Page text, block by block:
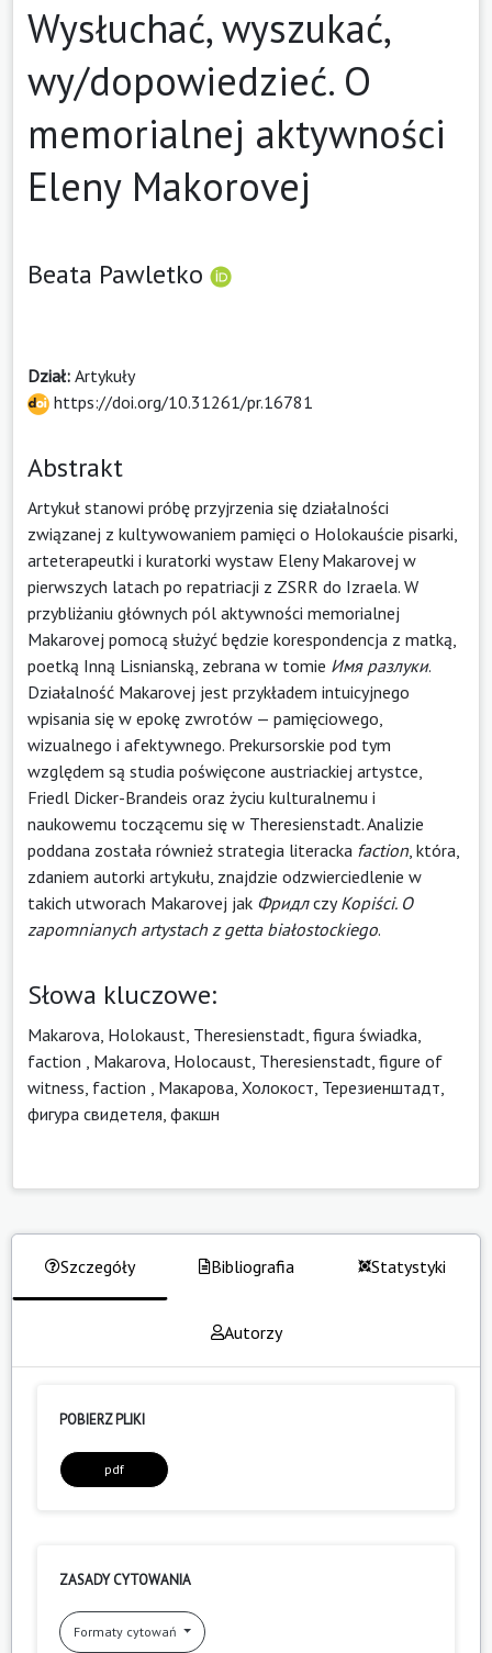
Wysłuchać, wyszukać,
wy/dopowiedzieć. O
memorialnej aktywności
Eleny Makorovej
Beata Pawletko
Dział: Artykuły
https://doi.org/10.31261/pr.16781
Abstrakt
Artykuł stanowi próbę przyjrzenia się działalności
związanej z kultywowaniem pamięci o Holokauście pisarki,
arteterapeutki i kuratorki wystaw Eleny Makarovej w
pierwszych latach po repatriacji z ZSRR do Izraela. W
przybliżaniu głównych pól aktywności memorialnej
Makarovej pomocą służyć będzie korespondencja z matką,
poetką Inną Lisnianską, zebrana w tomie Имя разлуки.
Działalność Makarovej jest przykładem intuicyjnego
wpisania się w epokę zwrotów — pamięciowego,
wizualnego i afektywnego. Prekursorskie pod tym
względem są studia poświęcone austriackiej artystce,
Friedl Dicker-Brandeis oraz życiu kulturalnemu i
naukowemu toczącemu się w Theresienstadt. Analizie
poddana została również strategia literacka faction , która,
zdaniem autorki artykułu, znajdzie odzwierciedlenie w
takich utworach Makarovej jak ФридлczyKopiści. O
zapomnianych artystach z getta białostockiego.
Słowa kluczowe:
Makarova, Holokaust, Theresienstadt, figura świadka,
faction
Makarova, Holocaust, Theresienstadt, figure of
witness, faction
Макарова, Холокост, Терезиенштадт,
фигура свидетеля, факшн
Szczegóły Bibliografia Statystyki
Autorzy
POBIERZ PLIKI
pdf
ZASADY CYTOWANIA
Formaty cytowań